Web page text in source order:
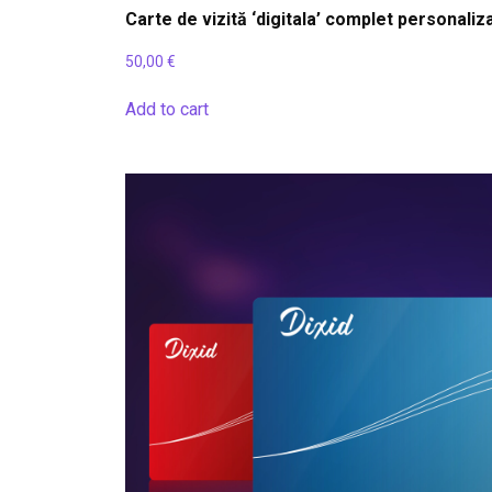
Carte de vizită ‘digitala’ complet
50,00 €
Add to cart